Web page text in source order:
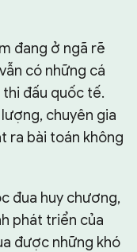
đang ở ngã rẽ
có những cá
đấu quốc tế.
chuyên gia
ra bài toán không
đua huy chương,
phát triển của
được những khó